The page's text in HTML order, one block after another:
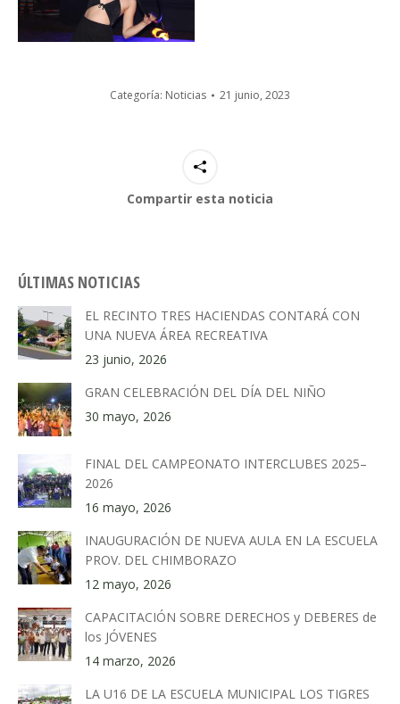
Categoría: Noticias 21 junio, 2023
Compartir esta noticia
ÚLTIMAS NOTICIAS
EL RECINTO TRES HACIENDAS CONTARÁ CON
UNA NUEVA ÁREA RECREATIVA
23 junio, 2026
GRAN CELEBRACIÓN DEL DÍA DEL NIÑO
30 mayo, 2026
FINAL DEL CAMPEONATO INTERCLUBES 2025–
2026
16 mayo, 2026
INAUGURACIÓN DE NUEVA AULA EN LA ESCUELA
PROV. DEL CHIMBORAZO
12 mayo, 2026
CAPACITACIÓN SOBRE DERECHOS y DEBERES de
los JÓVENES
14 marzo, 2026
LA U16 DE LA ESCUELA MUNICIPAL LOS TIGRES